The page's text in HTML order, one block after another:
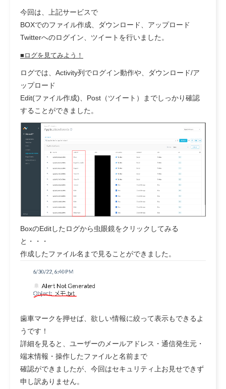
今回は、上記サービスで
BOXでのファイル作成、ダウンロード、アップロード
Twitterへのログイン、ツイートを行いました。
■ログを見てみよう！
ログでは、Activity列でログイン動作や、ダウンロード/ア
ップロード
Edit(ファイル作成)、Post（ツイート）までしっかり確認
することができました。
BoxのEditしたログから虫眼鏡をクリックしてみる
と・・・
作成したファイル名まで見ることができました。
歯車マークを押せば、欲しい情報に絞って表示もできるよ
うです！
詳細を見ると、ユーザーのメールアドレス・通信発生元・
端末情報・操作したファイルと名前まで
確認ができましたが、今回はセキュリティ上お見せできず
申し訳ありません。